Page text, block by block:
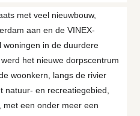
met veel nieuwbouw,
aan en de VINEX-
woningen in de duurdere
het nieuwe dorpscentrum
woonkern, langs de rivier
natuur- en recreatiegebied,
met een onder meer een